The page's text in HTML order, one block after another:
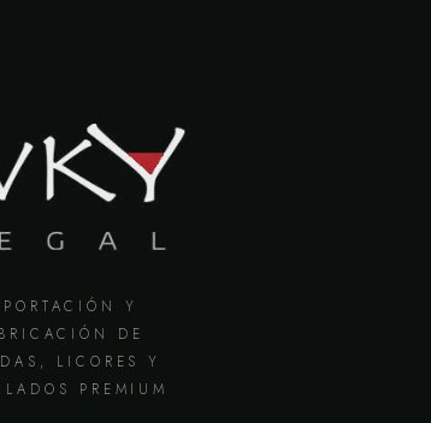
Y
DE
LICORES Y
PREMIUM